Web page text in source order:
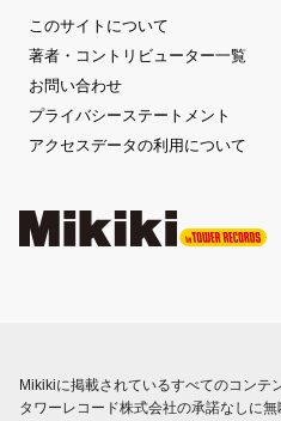
このサイトについて
著者・コントリビューター一覧
お問い合わせ
プライバシーステートメント
アクセスデータの利用について
Mikikiに掲載されているすべてのコンテ
タワーレコード株式会社の承諾なしに無